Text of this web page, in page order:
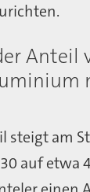
Anteil
steigt am
auf etwa